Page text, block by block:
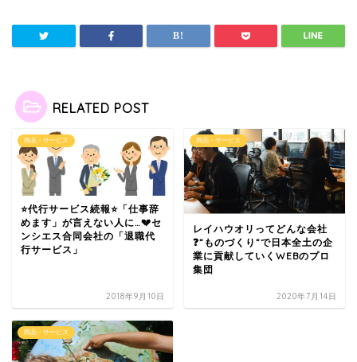
RELATED POST
商品・サービス
⭐代行サービス続報⭐「仕事辞
めます」が言えない人に…💔セ
ンシエス合同会社の「退職代
行サービス」
2018年9月10日
商品・サービス
レイハウオリってどんな会社
❓”ものづくり”で日本全土の企
業に貢献していくWEBのプロ
集団
2020年7月14日
商品・サービス